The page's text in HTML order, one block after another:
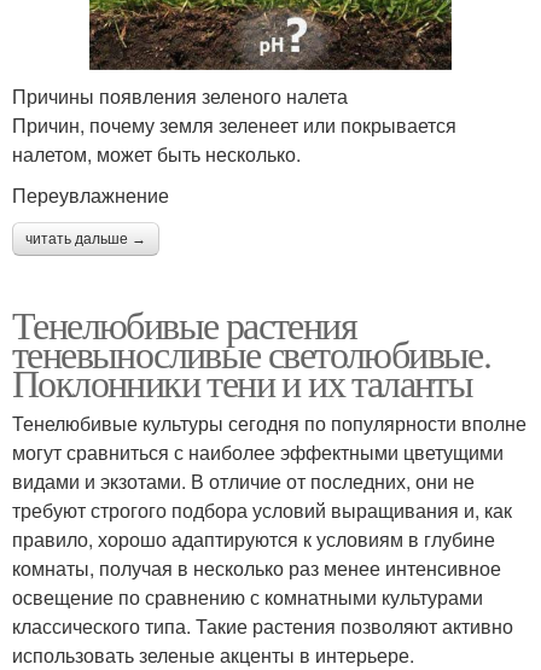
Причины появления зеленого налета
Причин, почему земля зеленеет или покрывается
налетом, может быть несколько.
Переувлажнение
читать дальше →
Тенелюбивые растения
теневыносливые светолюбивые.
Поклонники тени и их таланты
Тенелюбивые культуры сегодня по популярности вполне
могут сравниться с наиболее эффектными цветущими
видами и экзотами. В отличие от последних, они не
требуют строгого подбора условий выращивания и, как
правило, хорошо адаптируются к условиям в глубине
комнаты, получая в несколько раз менее интенсивное
освещение по сравнению с комнатными культурами
классического типа. Такие растения позволяют активно
использовать зеленые акценты в интерьере.